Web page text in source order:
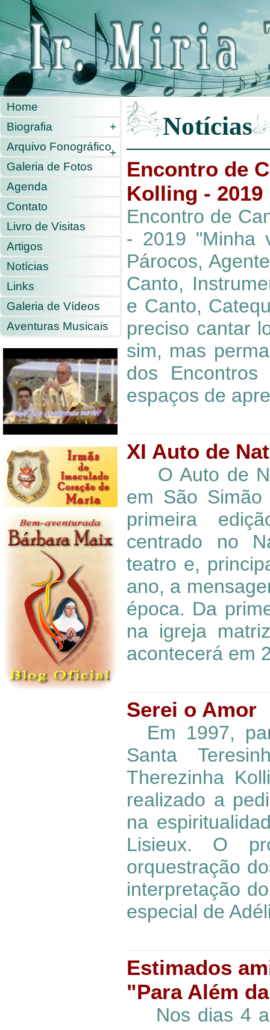
Home
Biografia
+
Arquivo Fonográfico+
Galeria de Fotos
Agenda
Contato
Livro de Visitas
Artigos
Notícias
Links
Galeria de Vídeos
Aventuras Musicais
Notícias
Encontro de
Kolling -
Encontro de
- 2019
Párocos,
Canto,
e Canto,
preciso cantar
sim, mas
dos
espaços de
XI Auto de
O Auto de
em São
primeira
centrado no
teatro e,
ano, a
época. Da
na igreja
acontecerá em
Serei o Amor
Em 1997,
Santa
Therezinha
realizado a
na
Lisieux. O
orquestração
interpretação
especial de
Estimados
"Para Além
Nos dias 4 a